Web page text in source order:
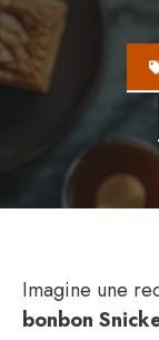
Imagine une
bonbon